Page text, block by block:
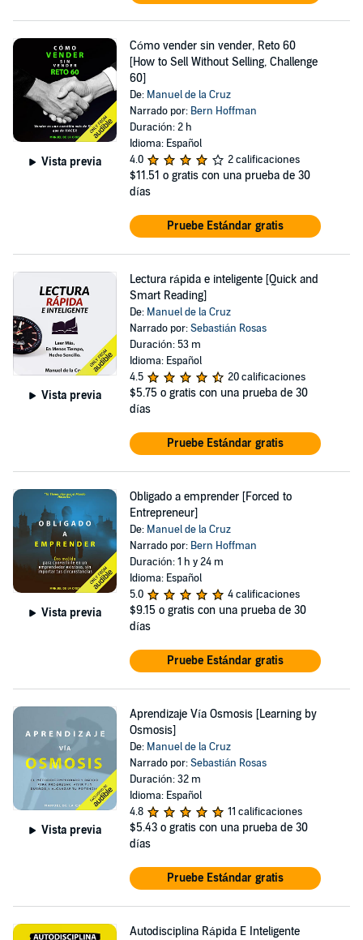
Vista previa
Cómo vender sin vender, Reto 60
[How to Sell Without Selling, Challenge
60]
De: Manuel de la Cruz
Narrado por: Bern Hoffman
Duración: 2 h
Idioma: Español
4.0
2 calificaciones
$11.51 o gratis con una prueba de 30
días
Pruebe Estándar gratis
Vista previa
Lectura rápida e inteligente [Quick and
Smart Reading]
De: Manuel de la Cruz
Narrado por:Sebastián Rosas
Duración: 53 m
Idioma: Español
4.5
20 calificaciones
$5.75 o gratis con una prueba de 30
días
Pruebe Estándar gratis
Vista previa
Obligado a emprender [Forced to
Entrepreneur]
De: Manuel de la Cruz
Narrado por: Bern Hoffman
Duración: 1 h y 24 m
Idioma: Español
5.0
4 calificaciones
$9.15 o gratis con una prueba de 30
días
Pruebe Estándar gratis
Vista previa
Aprendizaje Vía Osmosis [Learning by
Osmosis]
De: Manuel de la Cruz
Narrado por:Sebastián Rosas
Duración: 32 m
Idioma: Español
4.8
11 calificaciones
$5.43 o gratis con una prueba de 30
días
Pruebe Estándar gratis
Autodisciplina Rápida E Inteligente